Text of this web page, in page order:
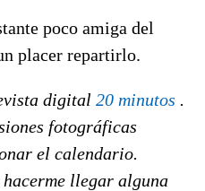
poco amiga del
placer repartirlo.
digital 20 minutos .
fotográficas
el calendario.
llegar alguna